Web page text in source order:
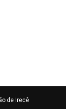
de Irecê